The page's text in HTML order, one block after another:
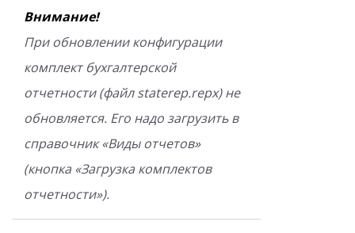
Внимание!
При обновлении конфигурации
комплект бухгалтерской
отчетности (файл staterep.repx) не
обновляется. Его надо загрузить в
справочник «Виды отчетов»
(кнопка «Загрузка комплектов
отчетности»).